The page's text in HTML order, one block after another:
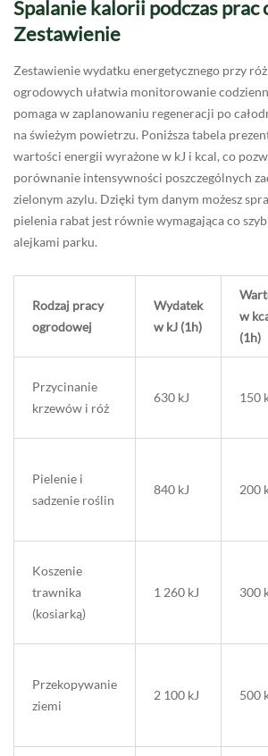
Spalanie kalorii podczas prac
Zestawienie
Zestawienie wydatku energetycznego przy
ogrodowych ułatwia monitorowanie
pomaga w zaplanowaniu regeneracji po
na świeżym powietrzu. Poniższa tabela
wartości energii wyrażone w kJ i kcal, co
porównanie intensywności poszczególnych
zielonym azylu. Dzięki tym danym możesz
pielenia rabat jest równie wymagająca co
alejkami parku.
Rodzaj pracy
ogrodowej
Wydatek
w kJ (1h)
w
(1h)
Przycinanie
krzewów i róż
630 kJ 150
Pielenie i
sadzenie roślin
840 kJ 200
Koszenie
trawnika
(kosiarką)
1 260 kJ 300
Przekopywanie
ziemi
2 100 kJ 500